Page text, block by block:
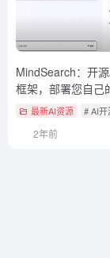
MindSearch：开
框架，部署您自己
Perplexity 搜索引
最新AI资源 # AI开
2年前